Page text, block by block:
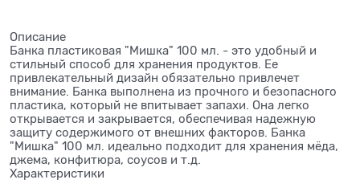
Описание
Банка пластиковая "Мишка" 100 мл. - это удобный и
стильный способ для хранения продуктов. Ее
привлекательный дизайн обязательно привлечет
внимание. Банка выполнена из прочного и безопасного
пластика, который не впитывает запахи. Она легко
открывается и закрывается, обеспечивая надежную
защиту содержимого от внешних факторов. Банка
"Мишка" 100 мл. идеально подходит для хранения мёда,
джема, конфитюра, соусов и т.д.
Характеристики